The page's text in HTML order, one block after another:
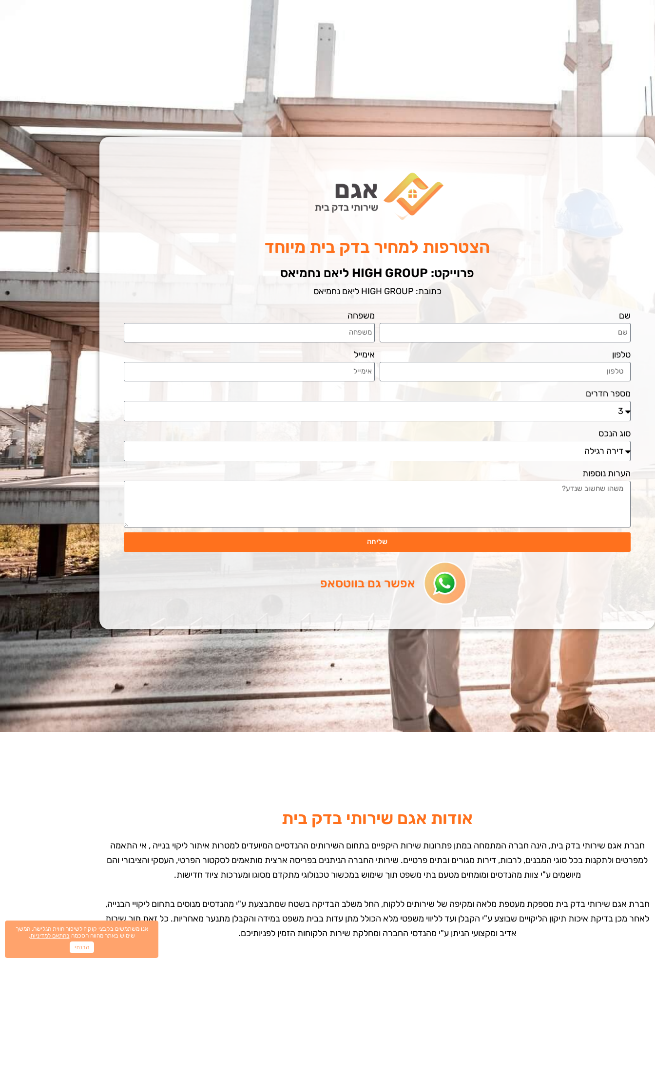
הצטרפות למחיר בדק בית מיוחד
פרוייקט: HIGH GROUP ליאם נחמיאס
כתובת: HIGH GROUP ליאם נחמיאס
שם משפחה
טלפון אימייל
מספר חדרים
סוג הנכס
הערות נוספות
שליחה
אפשר גם בווטסאפ
אודות אגם שירותי בדק בית
חברת אגם שירותי בדק בית, הינה חברה המתמחה במתן פתרונות שירות היקפיים בתחום השירותים ההנדסיים המיועדים למטרות איתור ליקוי בנייה , אי התאמה
למפרטים ולתקנות בכל סוגי המבנים, לרבות, דירות מגורים ובתים פרטיים. שירותי החברה הניתנים בפריסה ארצית מותאמים לסקטור הפרטי, העסקי והציבורי והם
מיושמים ע"י צוות מהנדסים ומומחים מטעם בתי משפט תוך שימוש במכשור טכנולוגי מתקדם מסוגו ומערכות ציוד חדישות.
חברת אגם שירותי בדק בית מספקת מעטפת מלאה ומקיפה של שירותים ללקוח, החל משלב הבדיקה בשטח שמתבצעת ע"י מהנדסים מנוסים בתחום ליקויי הבנייה,
לאחר מכן בדיקת איכות תיקון הליקויים שבוצע ע"י הקבלן ועד לליווי משפטי מלא הכולל מתן עדות בבית משפט במידה והקבלן מתנער מאחריות. כל זאת תוך שירות
אדיב ומקצועי הניתן ע"י מהנדסי החברה ומחלקת שירות הלקוחות הזמין לפניותיכם.
אנו משתמשים בקבצי קוקיז לשיפור חווית הגלישה. המשך
שימוש באתר מהווה הסכמה בהתאם למדיניות.
הבנתי